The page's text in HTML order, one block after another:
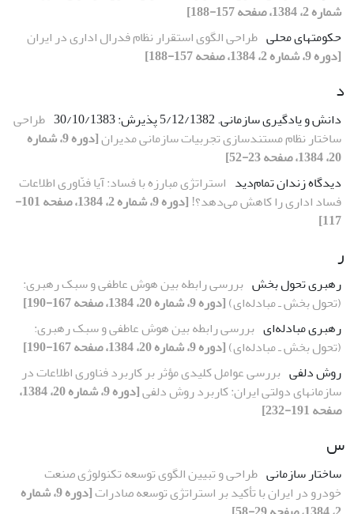
شماره 2، 1384، صفحه 157-188]
حکومتهای محلی طراحی الگوی استقرار نظام فدرال اداری در ایران
[دوره 9، شماره 2، 1384، صفحه 157-188]
د
دانش و یادگیری سازمانی. 5/12/1382 پذیرش: 30/10/1383
طراحی
ساختار نظام مستندسازی تجربیات سازمانی مدیران
[دوره 9، شماره
20، 1384، صفحه 23-52]
دیدگاه زندان تمام‌دید استراتژی مبارزه با فساد: آیا فنّاوری اطلاعات
فساد اداری را کاهش می‌دهد؟!
[دوره 9، شماره 2، 1384، صفحه 101-
117]
ر
رهبری تحول بخش بررسی رابطه بین هوش عاطفی و سبک رهبری:
(تحول بخش‌ ـ مبادله‌ای)[دوره 9، شماره 20، 1384، صفحه 167-190]
رهبری مبادله‌ای بررسی رابطه بین هوش عاطفی و سبک رهبری:
(تحول بخش‌ ـ مبادله‌ای)[دوره 9، شماره 20، 1384، صفحه 167-190]
روش دلفی بررسی عوامل کلیدی مؤثر بر کاربرد فناوری اطلاعات در
سازمانهای دولتی ایران: کاربرد روش دلفی
[دوره 9، شماره 20، 1384،
صفحه 191-232]
س
ساختار سازمانی طراحی و تبیین الگوی توسعه تکنولوژی صنعت
خودرو در ایران با تأکید بر استراتژی توسعه صادرات
[دوره 9، شماره